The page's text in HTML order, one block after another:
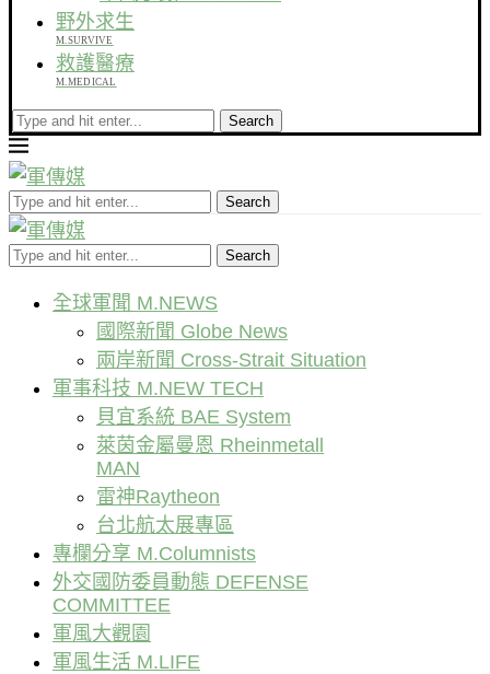
野外求生
M.SURVIVE
救護醫療
M.MEDICAL
Search
Search
Search
全球軍聞 M.NEWS
國際新聞 Globe News
兩岸新聞 Cross-Strait Situation
軍事科技 M.NEW TECH
貝宜系統 BAE System
萊茵金屬曼恩 Rheinmetall
MAN
雷神Raytheon
台北航太展專區
專欄分享 M.Columnists
外交國防委員動態 DEFENSE
COMMITTEE
軍風大觀園
軍風生活 M.LIFE